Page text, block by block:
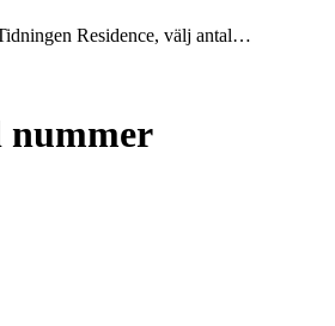
Residence, välj antal…
nummer